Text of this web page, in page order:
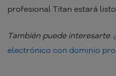
profesional Titan estará
También puede interesarte:
electrónico con dominio